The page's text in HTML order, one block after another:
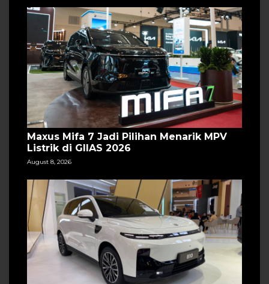
Maxus Mifa 7 Jadi Pilihan Menarik MPV
Listrik di GIIAS 2026
August 8, 2026